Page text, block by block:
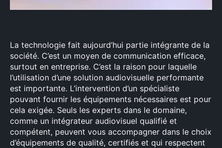
La technologie fait aujourd’hui partie intégrante de la
société. C’est un moyen de communication efficace,
surtout en entreprise. C’est la raison pour laquelle
l’utilisation d’une solution audiovisuelle performante
est importante. L’intervention d’un spécialiste
pouvant fournir les équipements nécessaires est pour
cela exigée. Seuls les experts dans le domaine,
comme un intégrateur audiovisuel qualifié et
compétent, peuvent vous accompagner dans le choix
d’équipements de qualité, certifiés et qui respectent